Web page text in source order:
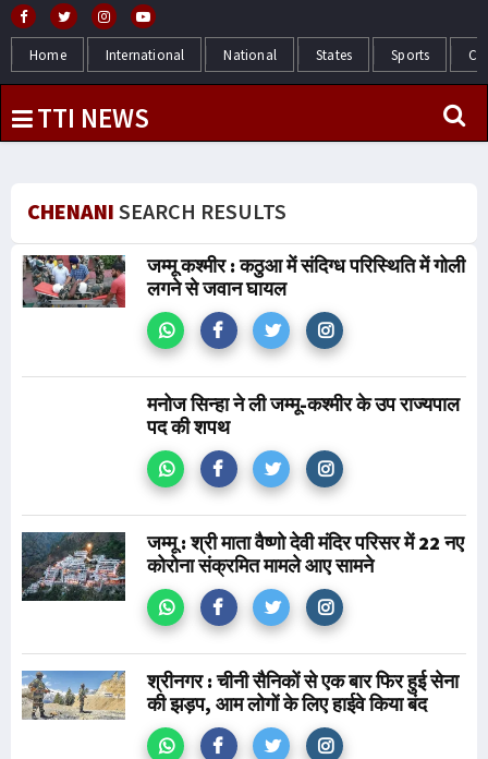
Home International National States Sports
TTI NEWS
CHENANI SEARCH RESULTS
जम्मू कश्मीर : कठुआ में संदिग्ध परिस्थिति में गोली
लगने से जवान घायल
मनोज सिन्हा ने ली जम्मू-कश्मीर के उप राज्यपाल
पद की शपथ
जम्मू : श्री माता वैष्णो देवी मंदिर परिसर में 22 नए
कोरोना संक्रमित मामले आए सामने
श्रीनगर : चीनी सैनिकों से एक बार फिर हुई सेना
की झड़प, आम लोगों के लिए हाईवे किया बंद